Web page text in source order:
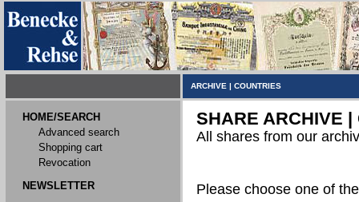
ARCHIVE | COUNTRIES
HOME/SEARCH
Advanced search
Shopping cart
Revocation
NEWSLETTER
SHARE ARCHIVE |
All shares from our
Please choose one of